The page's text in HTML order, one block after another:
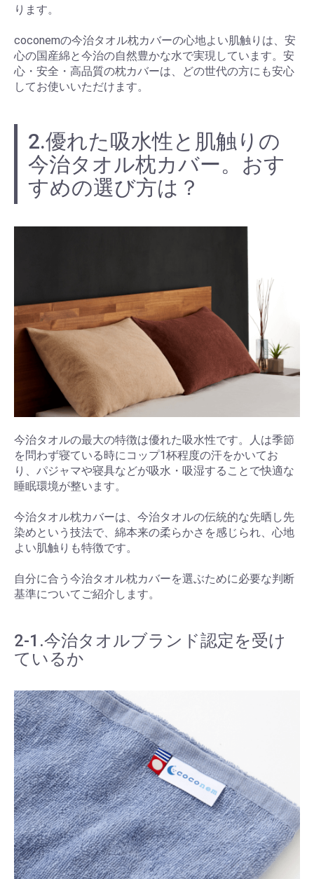
ります。
coconemの今治タオル枕カバーの心地よい肌触りは、安
心の国産綿と今治の自然豊かな水で実現しています。安
心・安全・高品質の枕カバーは、どの世代の方にも安心
してお使いいただけます。
2.優れた吸水性と肌触りの
今治タオル枕カバー。おす
すめの選び方は？
今治タオルの最大の特徴は優れた吸水性です。人は季節
を問わず寝ている時にコップ1杯程度の汗をかいてお
り、パジャマや寝具などが吸水・吸湿することで快適な
睡眠環境が整います。
今治タオル枕カバーは、今治タオルの伝統的な先晒し先
染めという技法で、綿本来の柔らかさを感じられ、心地
よい肌触りも特徴です。
自分に合う今治タオル枕カバーを選ぶために必要な判断
基準についてご紹介します。
2-1.今治タオルブランド認定を受け
ているか